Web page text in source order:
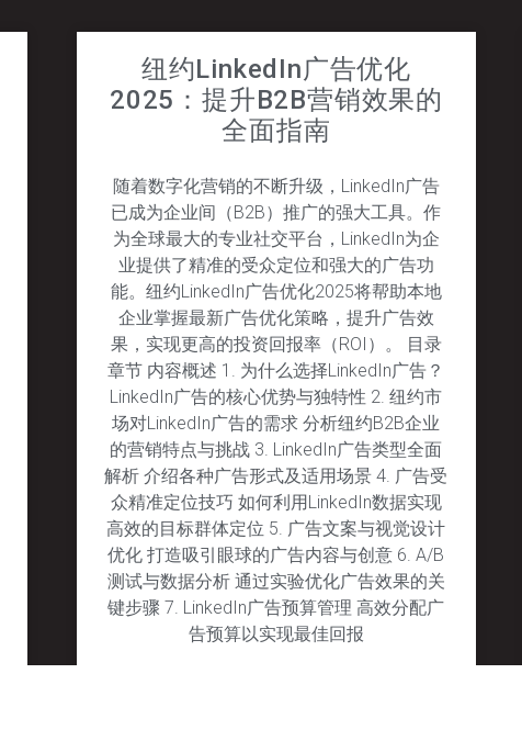
纽约LinkedIn广告优化
2025：提升B2B营销效果的
全面指南
随着数字化营销的不断升级，LinkedIn广告
已成为企业间（B2B）推广的强大工具。作
为全球最大的专业社交平台，LinkedIn为企
业提供了精准的受众定位和强大的广告功
能。纽约LinkedIn广告优化2025将帮助本地
企业掌握最新广告优化策略，提升广告效
果，实现更高的投资回报率（ROI）。 目录
章节 内容概述 1. 为什么选择LinkedIn广告？
LinkedIn广告的核心优势与独特性 2. 纽约市
场对LinkedIn广告的需求 分析纽约B2B企业
的营销特点与挑战 3. LinkedIn广告类型全面
解析 介绍各种广告形式及适用场景 4. 广告受
众精准定位技巧 如何利用LinkedIn数据实现
高效的目标群体定位 5. 广告文案与视觉设计
优化 打造吸引眼球的广告内容与创意 6. A/B
测试与数据分析 通过实验优化广告效果的关
键步骤 7. LinkedIn广告预算管理 高效分配广
告预算以实现最佳回报